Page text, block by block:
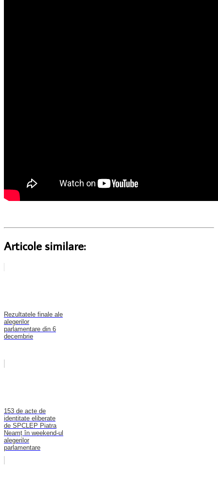
Articole similare:
Rezultatele finale ale
alegerilor
parlamentare din 6
decembrie
153 de acte de
identitate eliberate
de SPCLEP Piatra
Neamț în weekend-ul
alegerilor
parlamentare